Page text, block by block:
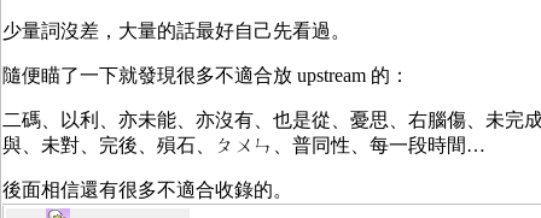
少量詞沒差，大量的話最好自己先看過。
隨便瞄了一下就發現很多不適合放 upstream 的：
二碼、以利、亦未能、亦沒有、也是從、憂思、右腦傷、未完
與、未對、完後、殞石、ㄆㄨㄣ、普同性、每一段時間…
後面相信還有很多不適合收錄的。